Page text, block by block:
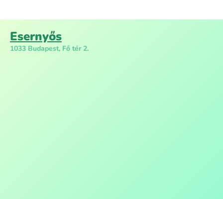
Esernyős
1033 Budapest, Fő tér 2.